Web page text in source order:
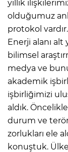
yıllık
olduğumuz
protokol
Enerji alanı alt
bilimsel
medya ve
akademik
işbirliğimizi
aldık.
durum ve
zorlukları ele
konuştuk.